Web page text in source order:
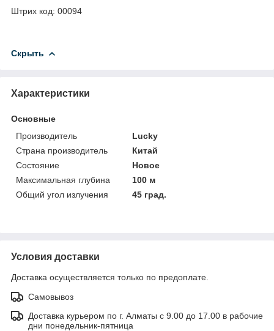
Штрих код: 00094
Скрыть
Характеристики
Основные
Производитель
Lucky
Страна производитель
Китай
Состояние
Новое
Максимальная глубина
100 м
Общий угол излучения
45 град.
Условия доставки
Доставка осуществляется только по предоплате.
Самовывоз
Доставка курьером по г. Алматы с 9.00 до 17.00 в рабочие
дни понедельник-пятница